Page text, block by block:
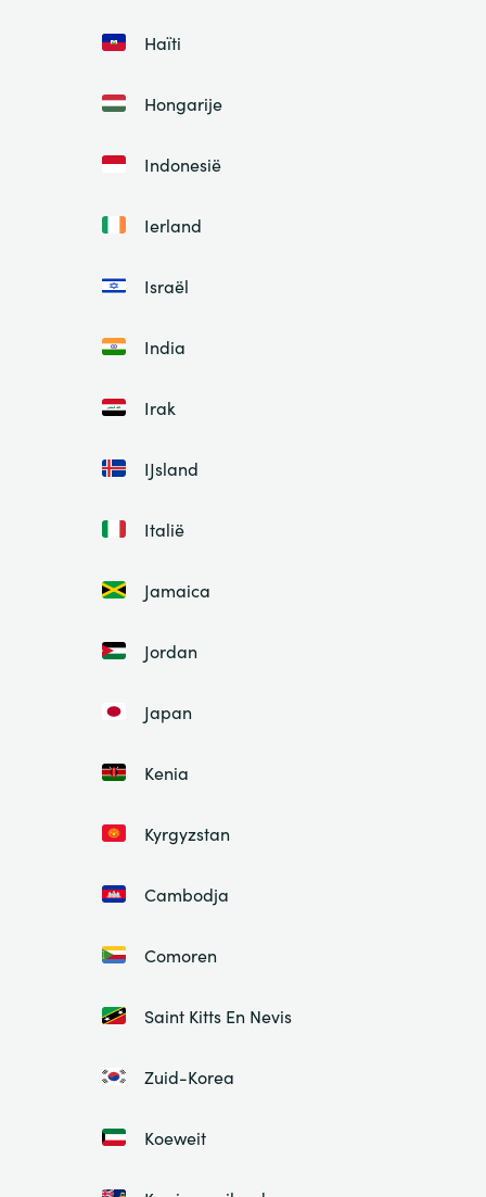
Haïti
Hongarije
Indonesië
Ierland
Israël
India
Irak
IJsland
Italië
Jamaica
Jordan
Japan
Kenia
Kyrgyzstan
Cambodja
Comoren
Saint Kitts En Nevis
Zuid-Korea
Koeweit